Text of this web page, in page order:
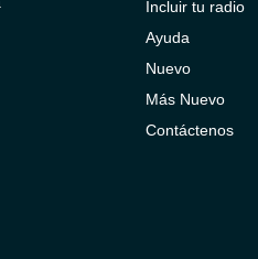
Incluir tu radio
Ayuda
Nuevo
Más Nuevo
Contáctenos